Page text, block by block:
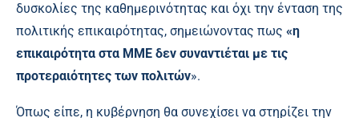
δυσκολίες της καθημερινότητας και όχι την ένταση της
πολιτικής επικαιρότητας, σημειώνοντας πως «η
επικαιρότητα στα ΜΜΕ δεν συναντιέται με τις
προτεραιότητες των πολιτών».
Όπως είπε, η κυβέρνηση θα συνεχίσει να στηρίζει την